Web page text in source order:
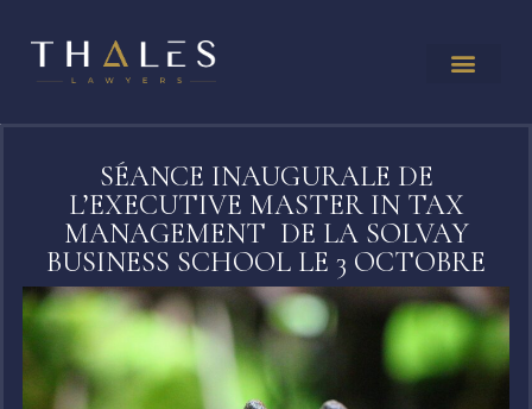
SÉANCE INAUGURALE DE
L’EXECUTIVE MASTER IN TAX
MANAGEMENT DE LA SOLVAY
BUSINESS SCHOOL LE 3 OCTOBRE